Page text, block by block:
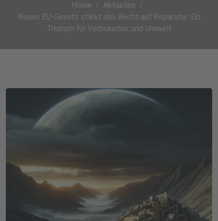
Home
Aktuelles
Neues EU-Gesetz stärkt das Recht auf Reparatur: Ein
Triumph für Verbraucher und Umwelt